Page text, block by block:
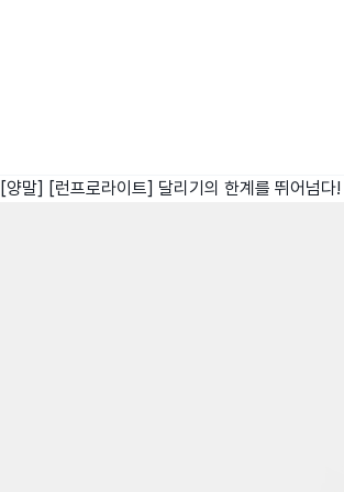
[양말] [런프로라이트] 달리기의 한계를 뛰어넘다!